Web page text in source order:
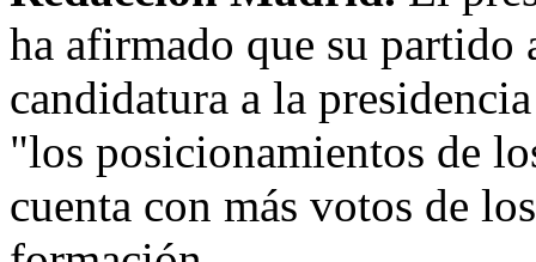
ha afirmado que su partido
candidatura a la
"los posicionamientos de
cuenta con más votos de